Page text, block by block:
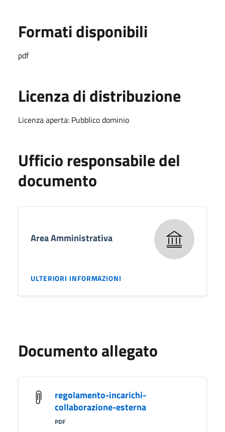
Formati disponibili
pdf
Licenza di distribuzione
Licenza aperta: Pubblico dominio
Ufficio responsabile del
documento
Area Amministrativa
ULTERIORI INFORMAZIONI
Documento allegato
regolamento-incarichi-
collaborazione-esterna
PDF